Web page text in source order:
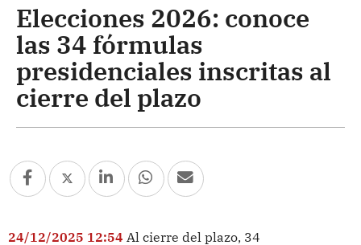
Elecciones 2026: conoce
las 34 fórmulas
presidenciales inscritas al
cierre del plazo
24/12/2025 12:54 Al cierre del plazo, 34